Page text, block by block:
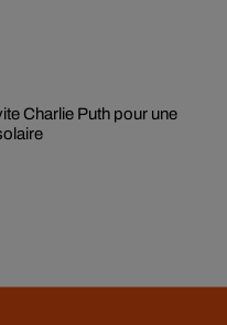
Charlie Puth pour une